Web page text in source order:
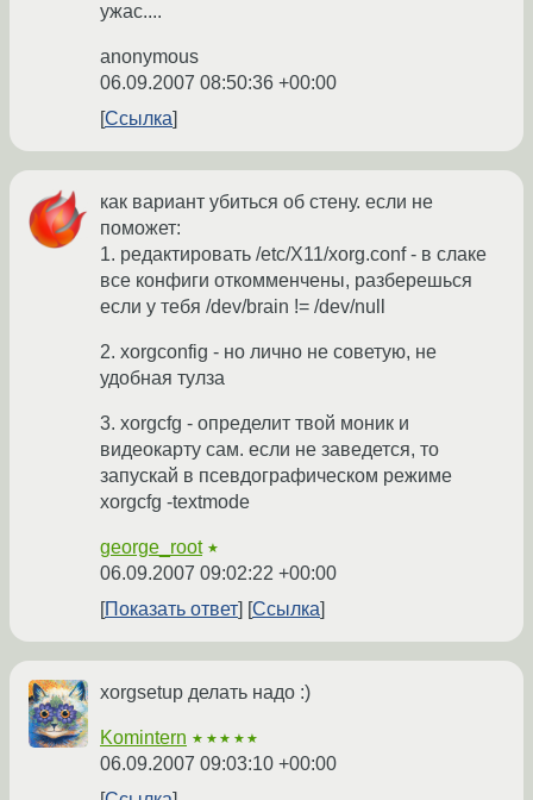
ужас....
anonymous
06.09.2007 08:50:36 +00:00
Ссылка
как вариант убиться об стену. если не
поможет:
1. редактировать /etc/X11/xorg.conf - в слаке
все конфиги откомменчены, разберешься
если у тебя /dev/brain != /dev/null
2. xorgconfig - но лично не советую, не
удобная тулза
3. xorgcfg - определит твой моник и
видеокарту сам. если не заведется, то
запускай в псевдографическом режиме
xorgcfg -textmode
george_root ★
06.09.2007 09:02:22 +00:00
Показать ответ
Ссылка
xorgsetup делать надо :)
Komintern ★★★★★
06.09.2007 09:03:10 +00:00